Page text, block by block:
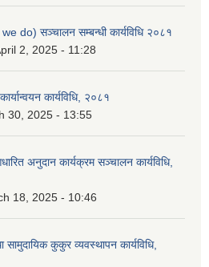
do) सञ्चालन सम्बन्धी कार्यविधि २०८१
2, 2025 - 11:28
कार्यविधि, २०८१
30, 2025 - 13:55
अनुदान कार्यक्रम सञ्‍चालन कार्यविधि,
18, 2025 - 10:46
सामुदायिक कुकुर व्यवस्थापन कार्यविधि,